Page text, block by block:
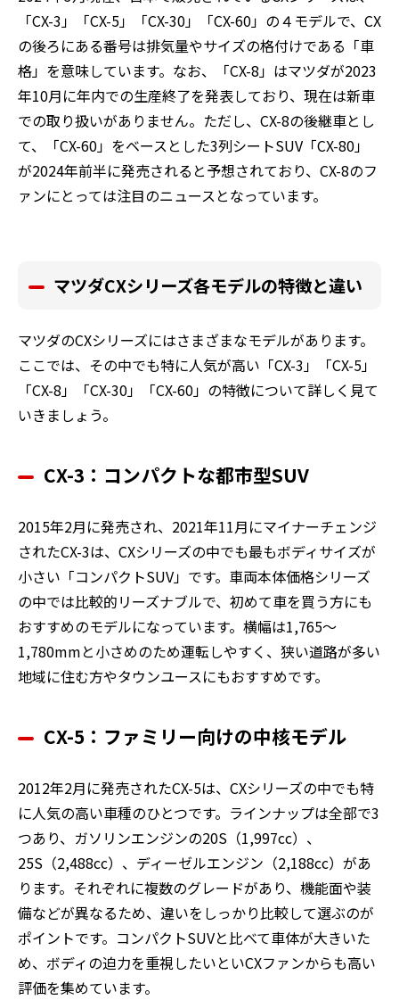
「CX-3」「CX-5」「CX-30」「CX-60」の４モデルで、CX
の後ろにある番号は排気量やサイズの格付けである「車
格」を意味しています。なお、「CX-8」はマツダが2023
年10月に年内での生産終了を発表しており、現在は新車
での取り扱いがありません。ただし、CX-8の後継車とし
て、「CX-60」をベースとした3列シートSUV「CX-80」
が2024年前半に発売されると予想されており、CX-8のフ
ァンにとっては注目のニュースとなっています。
マツダCXシリーズ各モデルの特徴と違い
マツダのCXシリーズにはさまざまなモデルがあります。
ここでは、その中でも特に人気が高い「CX-3」「CX-5」
「CX-8」「CX-30」「CX-60」の特徴について詳しく見て
いきましょう。
CX-3：コンパクトな都市型SUV
2015年2月に発売され、2021年11月にマイナーチェンジ
されたCX-3は、CXシリーズの中でも最もボディサイズが
小さい「コンパクトSUV」です。車両本体価格シリーズ
の中では比較的リーズナブルで、初めて車を買う方にも
おすすめのモデルになっています。横幅は1,765〜
1,780mmと小さめのため運転しやすく、狭い道路が多い
地域に住む方やタウンユースにもおすすめです。
CX-5：ファミリー向けの中核モデル
2012年2月に発売されたCX-5は、CXシリーズの中でも特
に人気の高い車種のひとつです。ラインナップは全部で3
つあり、ガソリンエンジンの20S（1,997cc）、
25S（2,488cc）、ディーゼルエンジン（2,188cc）があ
ります。それぞれに複数のグレードがあり、機能面や装
備などが異なるため、違いをしっかり比較して選ぶのが
ポイントです。コンパクトSUVと比べて車体が大きいた
め、ボディの迫力を重視したいといCXファンからも高い
評価を集めています。